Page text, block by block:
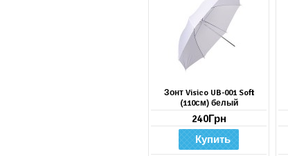
Зонт Visico UB-001 Soft
(110см) белый
240Грн